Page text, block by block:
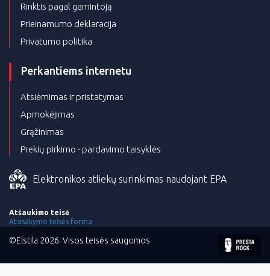
Rinktis pagal gamintoją
Prieinamumo deklaracija
Privatumo politika
Perkantiems internetu
Atsiėmimas ir pristatymas
Apmokėjimas
Grąžinimas
Prekių pirkimo - pardavimo taisyklės
Elektronikos atliekų surinkimas naudojant EPA
Atšaukimo teisė
Atsisakymo teisės forma
©Elstila 2026. Visos teisės saugomos